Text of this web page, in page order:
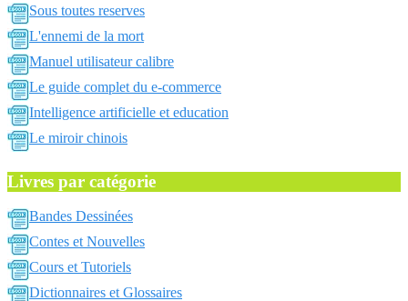
Sous toutes reserves
L'ennemi de la mort
Manuel utilisateur calibre
Le guide complet du e-commerce
Intelligence artificielle et education
Le miroir chinois
Livres par catégorie
Bandes Dessinées
Contes et Nouvelles
Cours et Tutoriels
Dictionnaires et Glossaires